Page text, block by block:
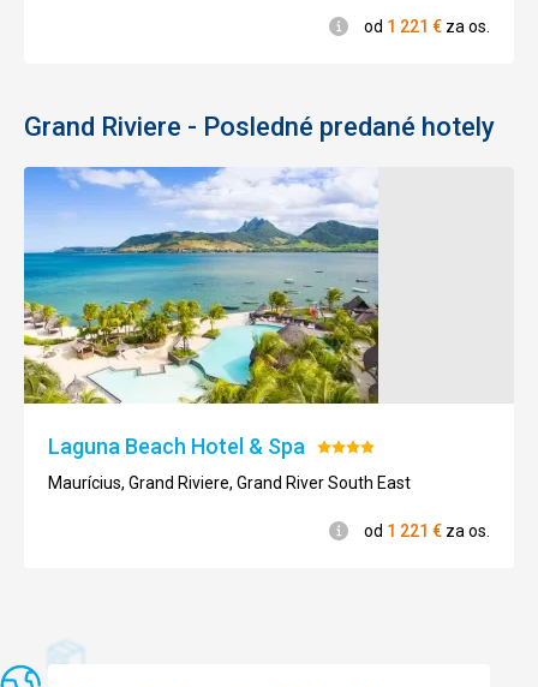
Informácie
od 1 221 € za os.
Grand Riviere - Posledné predané hotely
Laguna Beach Hotel & Spa Hodnotenie:
4/5
Maurícius, Grand Riviere, Grand River South East
Informácie
od 1 221 € za os.